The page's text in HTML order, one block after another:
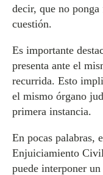
decir, que no
cuestión.
Es importante
presenta ante el
recurrida. Esto
el mismo órgano
primera instancia.
En pocas palabras,
Enjuiciamiento
puede interponer